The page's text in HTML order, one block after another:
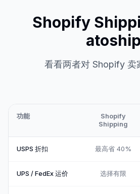
Shopify
atoship
看看两者对 Shopify 卖
功能
Shopify
Shipping
USPS 折扣 最高省 40%
UPS / FedEx 运价 选择有限